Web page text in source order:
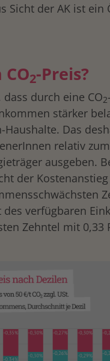
Sicht der AK ist ein
2-Preis?
dass durch eine CO2
stärker
Haushalte. Das
relativ
ausgeben.
der
des verfügbaren
Zehntel mit 0,33